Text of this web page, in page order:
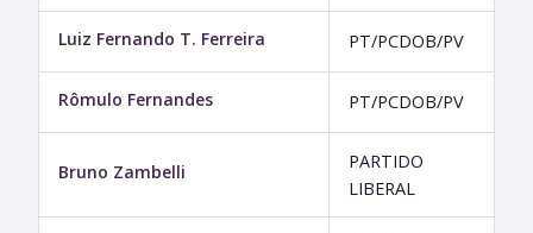
Luiz Fernando T. Ferreira PT/PCDOB/PV
Rômulo Fernandes PT/PCDOB/PV
Bruno Zambelli
PARTIDO
LIBERAL